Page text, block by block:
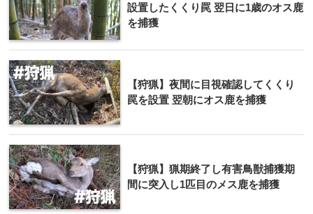
設置したくくり罠 翌日に1歳のオス鹿
を捕獲
【狩猟】夜間に目視確認してくくり
罠を設置 翌朝にオス鹿を捕獲
【狩猟】猟期終了し有害鳥獣捕獲期
間に突入し1匹目のメス鹿を捕獲